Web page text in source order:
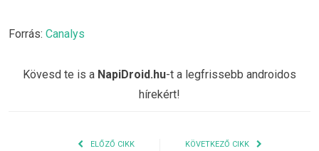
Forrás: Canalys
Kövesd te is a NapiDroid.hu-t a legfrissebb androidos
hírekért!
ELŐZŐ CIKK KÖVETKEZŐ CIKK